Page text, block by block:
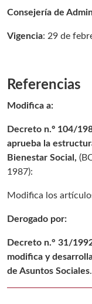
Consejería de
Vigencia: 29 de
Referencias
Modifica a:
Decreto n.º 104/
aprueba la
Bienestar Social, (
1987):
Modifica los
Derogado por:
Decreto n.° 31/
modifica y
de Asuntos Sociales